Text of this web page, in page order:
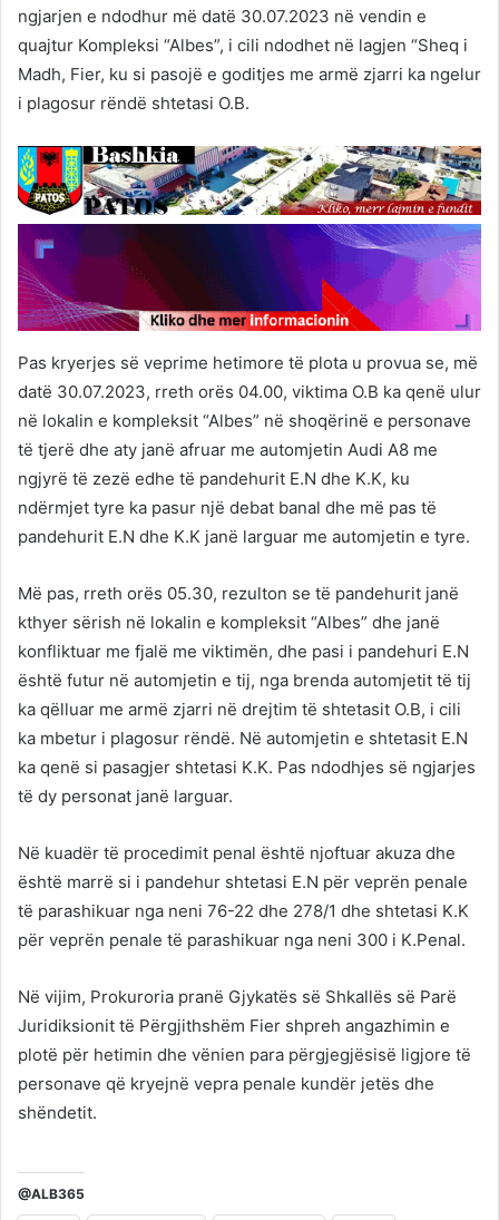
ngjarjen e ndodhur më datë 30.07.2023 në vendin e
quajtur Kompleksi “Albes”, i cili ndodhet në lagjen “Sheq i
Madh, Fier, ku si pasojë e goditjes me armë zjarri ka ngelur
i plagosur rëndë shtetasi O.B.
Pas kryerjes së veprime hetimore të plota u provua se, më
datë 30.07.2023, rreth orës 04.00, viktima O.B ka qenë ulur
në lokalin e kompleksit “Albes” në shoqërinë e personave
të tjerë dhe aty janë afruar me automjetin Audi A8 me
ngjyrë të zezë edhe të pandehurit E.N dhe K.K, ku
ndërmjet tyre ka pasur një debat banal dhe më pas të
pandehurit E.N dhe K.K janë larguar me automjetin e tyre.
Më pas, rreth orës 05.30, rezulton se të pandehurit janë
kthyer sërish në lokalin e kompleksit “Albes” dhe janë
konfliktuar me fjalë me viktimën, dhe pasi i pandehuri E.N
është futur në automjetin e tij, nga brenda automjetit të tij
ka qëlluar me armë zjarri në drejtim të shtetasit O.B, i cili
ka mbetur i plagosur rëndë. Në automjetin e shtetasit E.N
ka qenë si pasagjer shtetasi K.K. Pas ndodhjes së ngjarjes
të dy personat janë larguar.
Në kuadër të procedimit penal është njoftuar akuza dhe
është marrë si i pandehur shtetasi E.N për veprën penale
të parashikuar nga neni 76-22 dhe 278/1 dhe shtetasi K.K
për veprën penale të parashikuar nga neni 300 i K.Penal.
Në vijim, Prokuroria pranë Gjykatës së Shkallës së Parë
Juridiksionit të Përgjithshëm Fier shpreh angazhimin e
plotë për hetimin dhe vënien para përgjegjësisë ligjore të
personave që kryejnë vepra penale kundër jetës dhe
shëndetit.
@ALB365